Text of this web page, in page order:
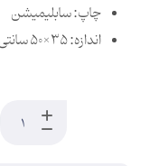
چاپ: سابلیمیشن
اندازه: 35×50 سانتی‌متر